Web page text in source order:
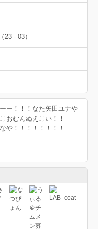
23 - 03）
ー！！！なた矢田ユナや
おむんぬえこい！！
や！！！！！！！！